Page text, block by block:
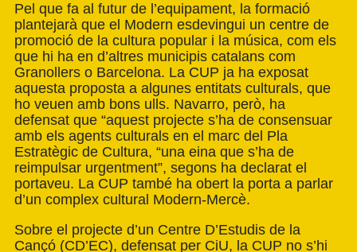
Pel que fa al futur de l’equipament, la formació
plantejarà que el Modern esdevingui un centre de
promoció de la cultura popular i la música, com els
que hi ha en d’altres municipis catalans com
Granollers o Barcelona. La CUP ja ha exposat
aquesta proposta a algunes entitats culturals, que
ho veuen amb bons ulls. Navarro, però, ha
defensat que “aquest projecte s’ha de consensuar
amb els agents culturals en el marc del Pla
Estratègic de Cultura, “una eina que s’ha de
reimpulsar urgentment”, segons ha declarat el
portaveu. La CUP també ha obert la porta a parlar
d’un complex cultural Modern-Mercè.
Sobre el projecte d’un Centre D’Estudis de la
Cançó (CD’EC), defensat per CiU, la CUP no s’hi